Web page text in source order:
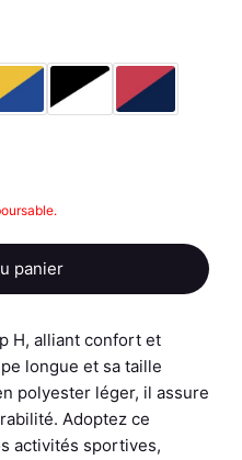
H
panier
H, alliant confort et
longue et sa taille
polyester léger, il assure
Adoptez ce
activités sportives,